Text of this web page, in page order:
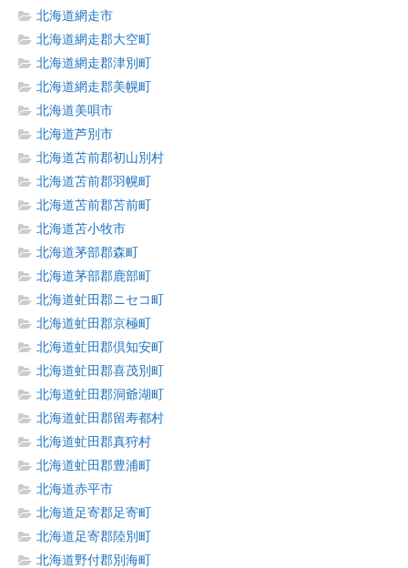
北海道網走市
北海道網走郡大空町
北海道網走郡津別町
北海道網走郡美幌町
北海道美唄市
北海道芦別市
北海道苫前郡初山別村
北海道苫前郡羽幌町
北海道苫前郡苫前町
北海道苫小牧市
北海道茅部郡森町
北海道茅部郡鹿部町
北海道虻田郡ニセコ町
北海道虻田郡京極町
北海道虻田郡倶知安町
北海道虻田郡喜茂別町
北海道虻田郡洞爺湖町
北海道虻田郡留寿都村
北海道虻田郡真狩村
北海道虻田郡豊浦町
北海道赤平市
北海道足寄郡足寄町
北海道足寄郡陸別町
北海道野付郡別海町